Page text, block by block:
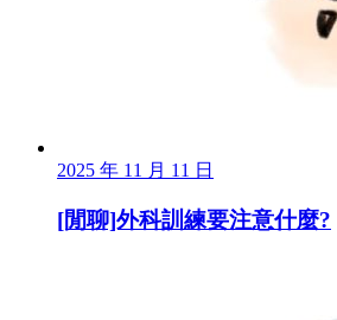
2025 年 11 月 11 日
[閒聊]外科訓練要注意什麼?